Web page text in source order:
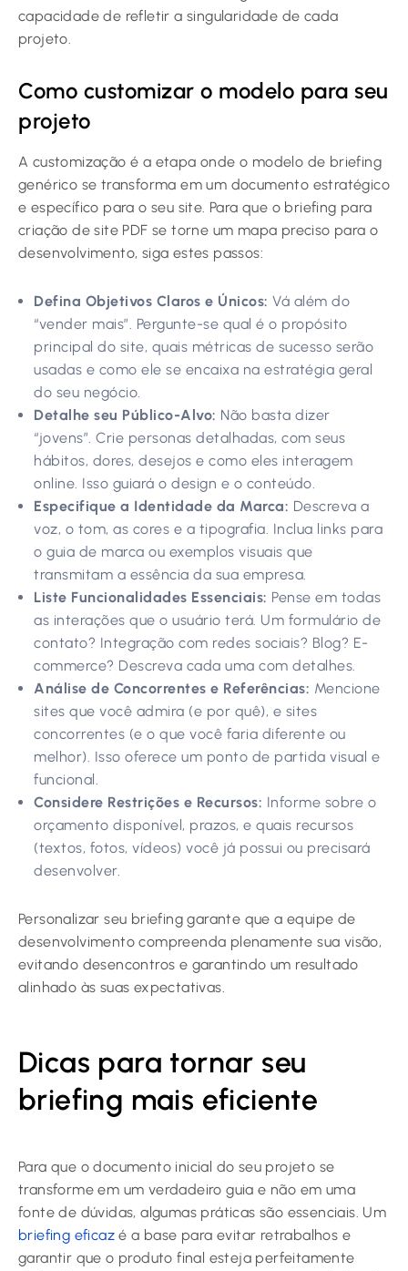
capacidade de refletir a singularidade de cada
projeto.
Como customizar o modelo para seu
projeto
A customização é a etapa onde o modelo de briefing
genérico se transforma em um documento estratégico
e específico para o seu site. Para que o briefing para
criação de site PDF se torne um mapa preciso para o
desenvolvimento, siga estes passos:
Defina Objetivos Claros e Únicos: Vá além do
“vender mais”. Pergunte-se qual é o propósito
principal do site, quais métricas de sucesso serão
usadas e como ele se encaixa na estratégia geral
do seu negócio.
Detalhe seu Público-Alvo: Não basta dizer
“jovens”. Crie personas detalhadas, com seus
hábitos, dores, desejos e como eles interagem
online. Isso guiará o design e o conteúdo.
Especifique a Identidade da Marca: Descreva a
voz, o tom, as cores e a tipografia. Inclua links para
o guia de marca ou exemplos visuais que
transmitam a essência da sua empresa.
Liste Funcionalidades Essenciais: Pense em todas
as interações que o usuário terá. Um formulário de
contato? Integração com redes sociais? Blog? E-
commerce? Descreva cada uma com detalhes.
Análise de Concorrentes e Referências: Mencione
sites que você admira (e por quê), e sites
concorrentes (e o que você faria diferente ou
melhor). Isso oferece um ponto de partida visual e
funcional.
Considere Restrições e Recursos: Informe sobre o
orçamento disponível, prazos, e quais recursos
(textos, fotos, vídeos) você já possui ou precisará
desenvolver.
Personalizar seu briefing garante que a equipe de
desenvolvimento compreenda plenamente sua visão,
evitando desencontros e garantindo um resultado
alinhado às suas expectativas.
Dicas para tornar seu
briefing mais eficiente
Para que o documento inicial do seu projeto se
transforme em um verdadeiro guia e não em uma
fonte de dúvidas, algumas práticas são essenciais. Um
briefing eficaz é a base para evitar retrabalhos e
garantir que o produto final esteja perfeitamente